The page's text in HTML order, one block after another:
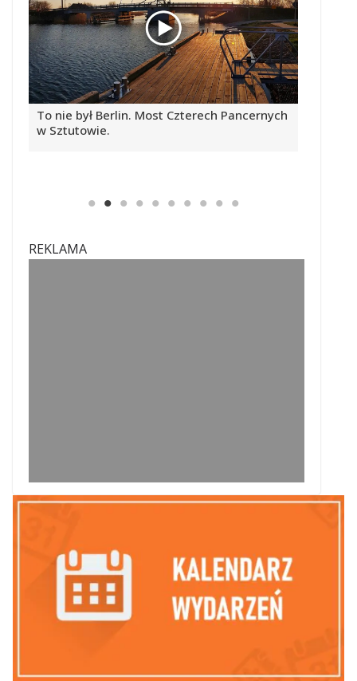
Most Czterech Pancernych
Otwarcie przekopu
REKLAMA